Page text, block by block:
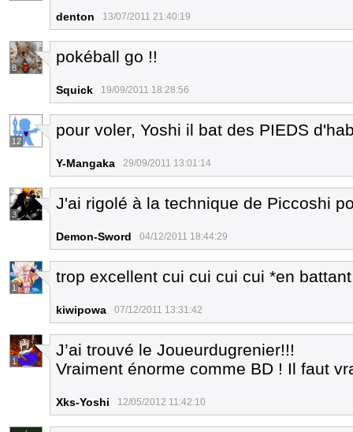
denton 13/07/2011 21:40:19
8
pokéball go !!
Squick 19/09/2011 18:28:56
12
pour voler, Yoshi il bat des PIEDS
Y-Mangaka 29/09/2011 13:01:14
3
J'ai rigolé à la technique de Piccoshi
Demon-Sword 04/12/2011 18:44:29
1
trop excellent cui cui cui cui *en
kiwipowa 07/12/2011 13:31:42
1
J’ai trouvé le Joueurdugrenier!!!
Vraiment énorme comme BD ! Il faut
Xks-Yoshi 12/05/2012 11:42:10